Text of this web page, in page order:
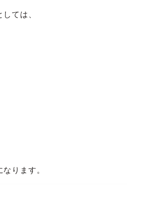
ては、
ります。